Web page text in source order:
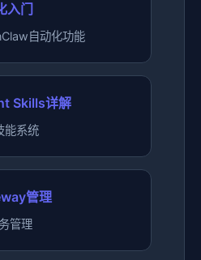
入门
自动化功能
Skills详解
能系统
管理
管理